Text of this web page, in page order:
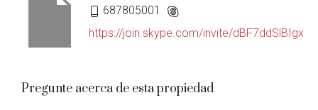
687805001
https://join.skype.com/invite/dBF7ddSlBIgx
Pregunte acerca de esta propiedad